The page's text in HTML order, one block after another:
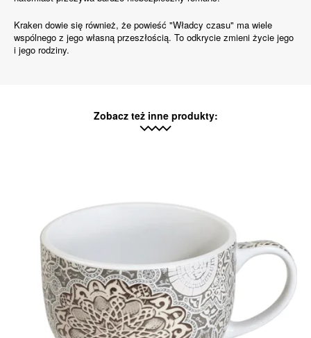
Kraken dowie się również, że powieść "Władcy czasu" ma wiele
wspólnego z jego własną przeszłością. To odkrycie zmieni życie jego
i jego rodziny.
Zobacz też inne produkty: